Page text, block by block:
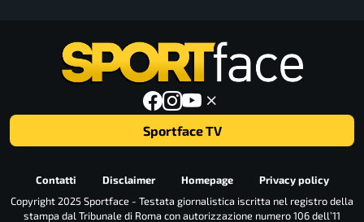
Sportface TV
Contatti Disclaimer Homepage
Privacy policy
Copyright 2025 Sportface - Testata giornalistica iscritta nel registro della
stampa dal Tribunale di Roma con autorizzazione numero 106 dell’11